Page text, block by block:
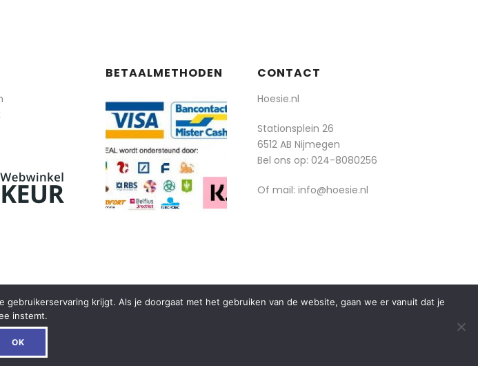
BETAALMETHODEN CONTACT
Hoesie.nl
Stationsplein 26
6512 AB Nijmegen
Bel ons op: 024-8080256
Of mail: info@hoesie.nl
krijgt. Als je doorgaat met het gebruiken van de website, gaan we er vanuit dat je
instemt.
OK